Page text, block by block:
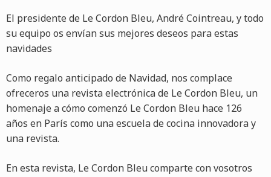
El presidente de Le Cordon Bleu, André Cointreau, y todo
su equipo os envían sus mejores deseos para estas
navidades
Como regalo anticipado de Navidad, nos complace
ofreceros una revista electrónica de Le Cordon Bleu, un
homenaje a cómo comenzó Le Cordon Bleu hace 126
años en París como una escuela de cocina innovadora y
una revista.
En esta revista, Le Cordon Bleu comparte con vosotros